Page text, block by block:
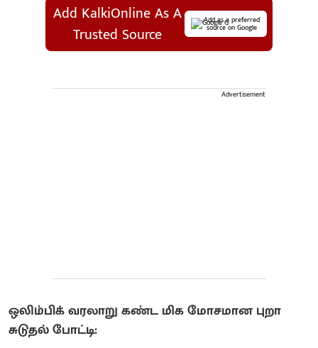
Add KalkiOnline As A
Trusted Source
Add as a preferred
source on Google
Advertisement
ஒலிம்பிக் வரலாறு கண்ட மிக மோசமான புறா
சுடுதல் போட்டி: